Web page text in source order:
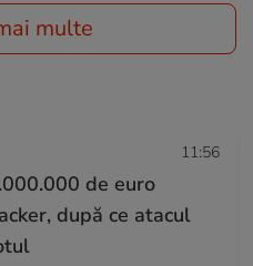
multe
11:56
de euro
după ce atacul